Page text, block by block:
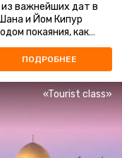
важнейших дат в
и Йом Кипур
покаяния, как
когда-то давно, покаялся о содеянном ...
ПОДРОБНЕЕ
«Tourist class»